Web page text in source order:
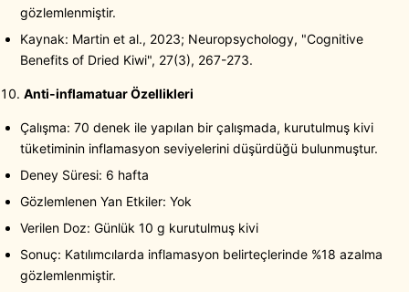
gözlemlenmiştir.
Kaynak: Martin et al., 2023; Neuropsychology, "Cognitive
Benefits of Dried Kiwi", 27(3), 267-273.
Anti-inflamatuar Özellikleri
Çalışma: 70 denek ile yapılan bir çalışmada, kurutulmuş kivi
tüketiminin inflamasyon seviyelerini düşürdüğü bulunmuştur.
Deney Süresi: 6 hafta
Gözlemlenen Yan Etkiler: Yok
Verilen Doz: Günlük 10 g kurutulmuş kivi
Sonuç: Katılımcılarda inflamasyon belirteçlerinde %18 azalma
gözlemlenmiştir.